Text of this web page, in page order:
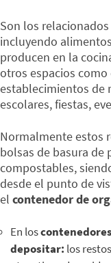
Son los
incluyendo
producen en la
otros espacios
establecimientos de
escolares, fiestas,
Normalmente estos
bolsas de basura de
compostables,
desde el punto de
el contenedor de
En los
depositar: los